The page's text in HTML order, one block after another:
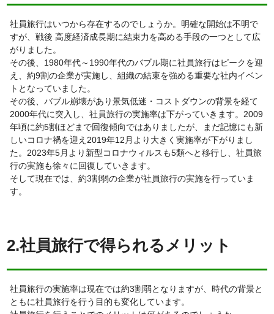
社員旅行はいつから存在するのでしょうか。明確な開始は不明で
すが、戦後 高度経済成長期に結束力を高める手段の一つとして広
がりました。
その後、1980年代～1990年代のバブル期に社員旅行はピークを迎
え、約9割の企業が実施し、組織の結束を強める重要な社内イベン
トとなっていました。
その後、バブル崩壊があり景気低迷・コストダウンの背景を経て
2000年代に突入し、社員旅行の実施率は下がっていきます。2009
年頃に約5割ほどまで回復傾向ではありましたが、まだ記憶にも新
しいコロナ禍を迎え2019年12月より大きく実施率が下がりまし
た。2023年5月より新型コロナウィルスも5類へと移行し、社員旅
行の実施も徐々に回復していきます。
そして現在では、約3割弱の企業が社員旅行の実施を行っていま
す。
2.社員旅行で得られるメリット
社員旅行の実施率は現在では約3割弱となりますが、時代の背景と
ともに社員旅行を行う目的も変化しています。